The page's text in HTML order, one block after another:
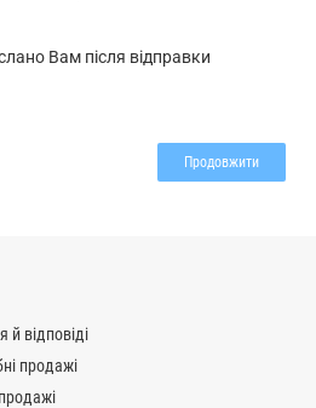
Вам після відправки
Продовжити
й відповіді
продажі